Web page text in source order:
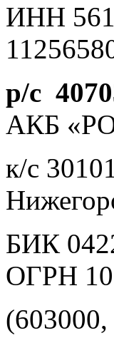
ИНН
р/с
АКБ
к/с
БИК
ОГРН